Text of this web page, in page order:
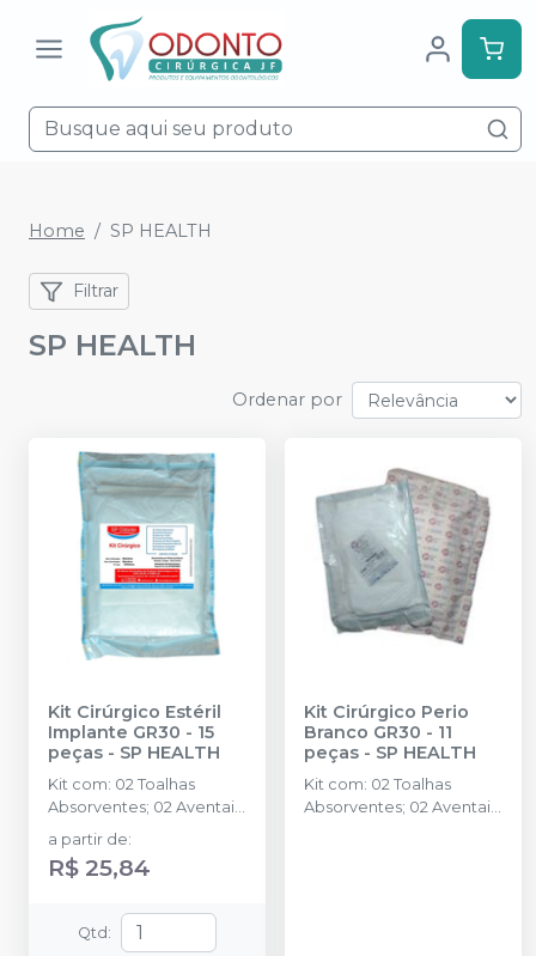
Home SP HEALTH
Filtrar
SP HEALTH
Ordenar por
Kit Cirúrgico Estéril
Implante GR30 - 15
peças - SP HEALTH
Kit com: 02 Toalhas
Absorventes; 02 Aventais
Cirúrgicos; 02 Máscaras
Triplas; 02 Toucas
Sanfonada; 02 Campos
Campo Fenestrado 2,00
x 1,20; 02 Protetores de
a partir de:
R$ 25,84
Qtd :
Kit Cirúrgico Perio
Branco GR30 - 11
peças - SP HEALTH
Kit com: 02 Toalhas
Absorventes; 02 Aventais